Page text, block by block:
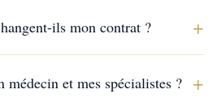
ils mon contrat ? +
médecin et mes spécialistes ? +